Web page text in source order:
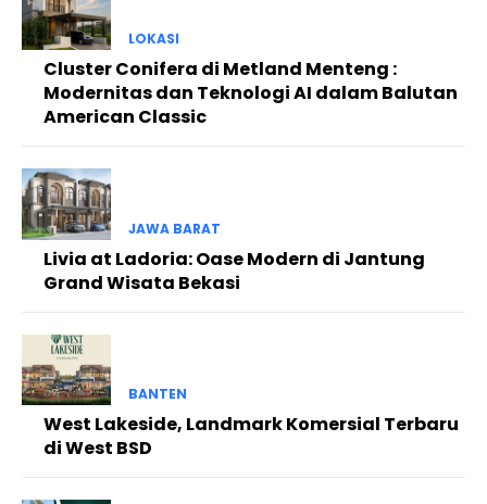
LOKASI
Cluster Conifera di Metland Menteng :
Modernitas dan Teknologi AI dalam Balutan
American Classic
JAWA BARAT
Livia at Ladoria: Oase Modern di Jantung
Grand Wisata Bekasi
BANTEN
West Lakeside, Landmark Komersial Terbaru
di West BSD